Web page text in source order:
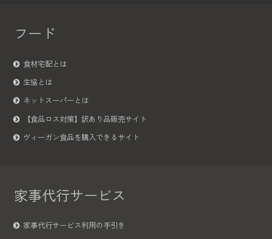
フード
食材宅配とは
生協とは
ネットスーパーとは
【食品ロス対策】訳あり品販売サイト
ヴィーガン食品を購入できるサイト
家事代行サービス
家事代行サービス利用の手引き